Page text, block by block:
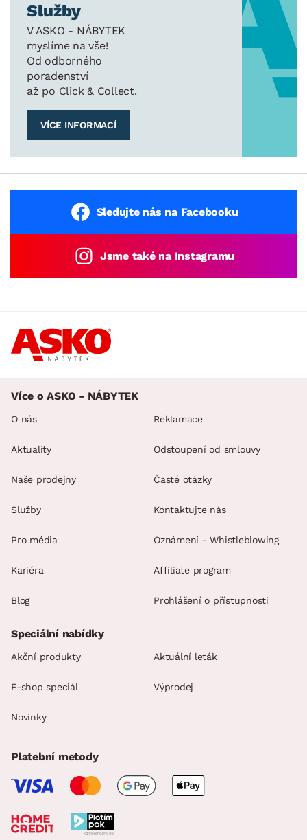
Služby
V ASKO - NÁBYTEK
myslíme na vše!
Od odborného
poradenství
až po Click & Collect.
VÍCE INFORMACÍ
Sledujte nás na Facebooku
Jsme také na Instagramu
Více o ASKO - NÁBYTEK
O nás
Aktuality
Naše prodejny
Služby
Pro média
Kariéra
Blog
Reklamace
Odstoupení od smlouvy
Časté otázky
Kontaktujte nás
Oznámení - Whistleblowing
Affiliate program
Prohlášení o přístupnosti
Speciální nabídky
Akční produkty Aktuální leták
E-shop speciál Výprodej
Novinky
Platební metody